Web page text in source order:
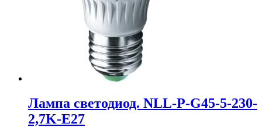
Лампа светодиод. NLL-P-G45-5-230-
2,7K-E27